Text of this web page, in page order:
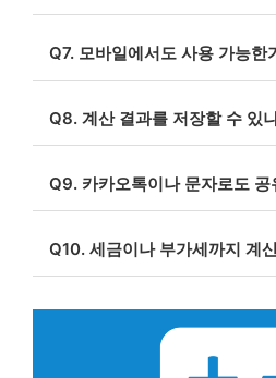
반올림 처리됩니다.
Q7. 모바일에서도 사용 가능한
편리하게 계산할 수 있습니다.
Q8. 계산 결과를 저장할 수 있
엑셀이나 메모장에 붙여넣을 수
Q9. 카카오톡이나 문자로도 공
계산 결과를 바로 전송할 수 있습
Q10. 세금이나 부가세까지 계
사용자가 직접 금액을 입력해야